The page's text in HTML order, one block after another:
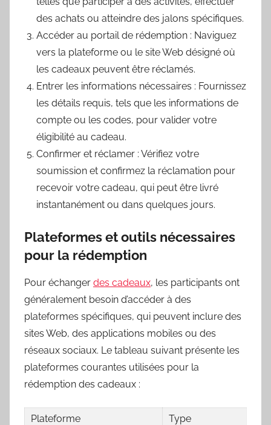
des achats ou atteindre des jalons spécifiques.
Accéder au portail de rédemption : Naviguez
vers la plateforme ou le site Web désigné où
les cadeaux peuvent être réclamés.
Entrer les informations nécessaires : Fournissez
les détails requis, tels que les informations de
compte ou les codes, pour valider votre
éligibilité au cadeau.
Confirmer et réclamer : Vérifiez votre
soumission et confirmez la réclamation pour
recevoir votre cadeau, qui peut être livré
instantanément ou dans quelques jours.
Plateformes et outils nécessaires
pour la rédemption
Pour échanger des cadeaux, les participants ont
généralement besoin d’accéder à des
plateformes spécifiques, qui peuvent inclure des
sites Web, des applications mobiles ou des
réseaux sociaux. Le tableau suivant présente les
plateformes courantes utilisées pour la
rédemption des cadeaux :
Plateforme
Type